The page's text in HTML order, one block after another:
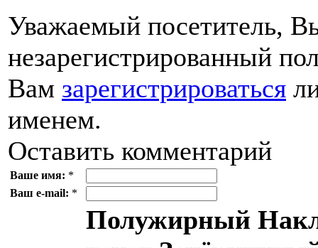
Уважаемый посетитель,
незарегистрированный
Вам зарегистрироваться
именем.
Оставить комментарий
Ваше имя: *
Ваш e-mail: *
Полужирный